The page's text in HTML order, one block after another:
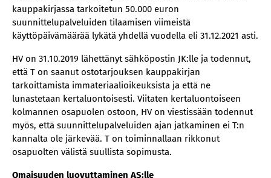
kauppakirjassa tarkoitetun 50.000 euron
suunnittelupalveluiden tilaamisen viimeistä
käyttöpäivämäärää lykätä yhdellä vuodella eli 31.12.2021 asti.
HV on 31.10.2019 lähettänyt sähköpostin JK:lle ja todennut,
että T on saanut ostotarjouksen kauppakirjan
tarkoittamista immateriaalioikeuksista ja että ne
lunastetaan kertaluontoisesti. Viitaten kertaluontoiseen
kolmannen osapuolen ostoon, HV on viestissään todennut
myös, että suunnittelupalveluiden ajan jatkaminen ei T:n
kannalta ole järkevää. T on toiminnallaan rikkonut
osapuolten välistä suullista sopimusta.
Omaisuuden luovuttaminen AS:lle